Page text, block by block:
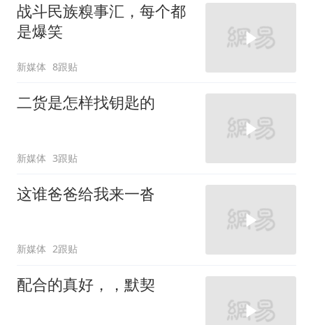
战斗民族糗事汇，每个都
是爆笑
新媒体 8跟贴
二货是怎样找钥匙的
新媒体 3跟贴
这谁爸爸给我来一沓
新媒体 2跟贴
配合的真好，，默契